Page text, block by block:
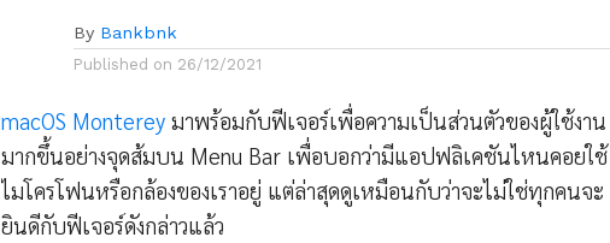
By Bankbnk
Published on 26/12/2021
macOS Monterey มาพร้อมกับฟีเจอร์เพื่อความเป็นส่วนตัวของผู้ใช้งาน
มากขึ้นอย่างจุดส้มบน Menu Bar เพื่อบอกว่ามีแอปฟลิเคชันไหนคอยใช้
ไมโครโฟนหรือกล้องของเราอยู่ แต่ล่าสุดดูเหมือนกับว่าจะไม่ใช่ทุกคนจะ
ยินดีกับฟีเจอร์ดังกล่าวแล้ว